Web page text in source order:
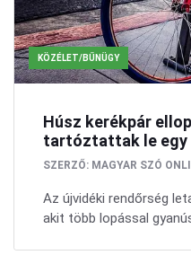
KÖZÉLET/BŰNÜGY
Húsz kerékpár
tartóztattak le egy
SZERZŐ: MAGYAR SZÓ
Az újvidéki rendőrség
akit több lopással